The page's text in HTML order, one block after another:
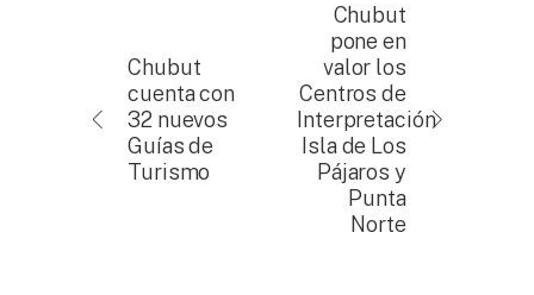
Chubut
cuenta con
32 nuevos
Guías de
Turismo
Chubut
pone en
valor los
Centros de
Interpretación
Isla de Los
Pájaros y
Punta
Norte